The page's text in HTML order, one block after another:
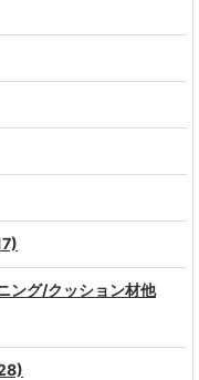
ング/クッション材他